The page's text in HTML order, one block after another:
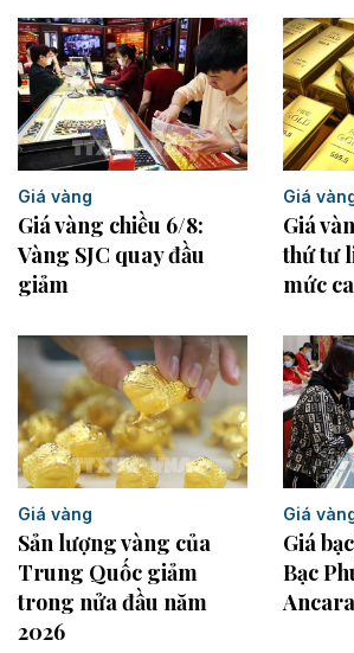
Giá vàng
Giá vàng chiều 6/8:
Vàng SJC quay đầu
giảm
Giá
Giá
thứ tư
mức
Giá vàng
Sản lượng vàng của
Trung Quốc giảm
trong nửa đầu năm
2026
Giá
Giá
Bạc